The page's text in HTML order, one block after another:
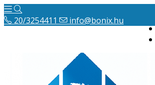
20/3254411 info@bonix.hu